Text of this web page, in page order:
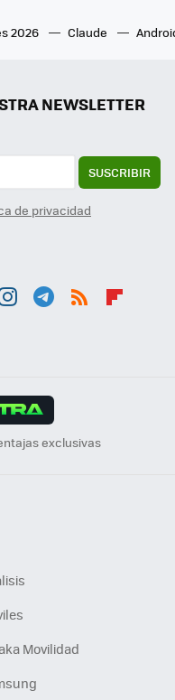
2026 Claude
NEWSLETTER
SUSCRIBIR
de privacidad
exclusivas
Movilidad